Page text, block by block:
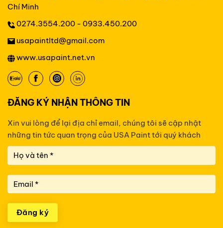
Chí Minh
0274.3554.200 - 0933.450.200
usapaintltd@gmail.com
www.usapaint.net.vn
ĐĂNG KÝ NHẬN THÔNG TIN
Xin vui lòng để lại địa chỉ email, chúng tôi sẽ cập nhật
những tin tức quan trọng của USA Paint tới quý khách